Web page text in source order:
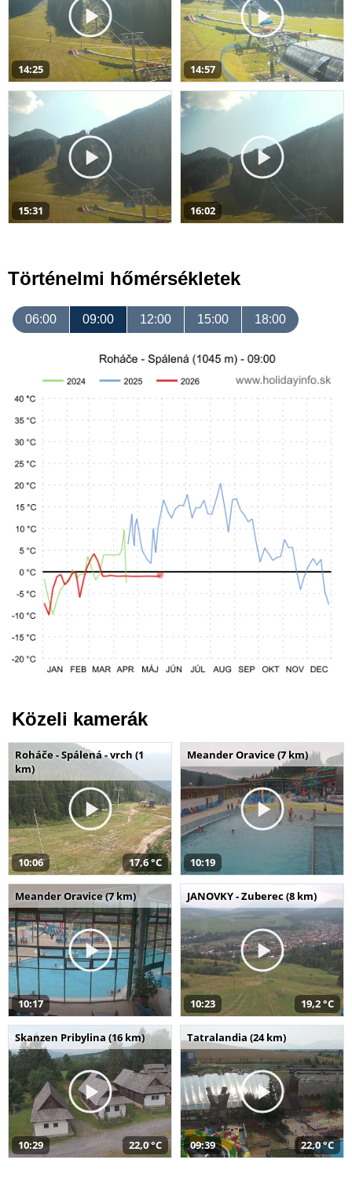
14:25 14:57
15:31 16:02
Történelmi hőmérsékletek
06:00 09:00 12:00 15:00 18:00
Közeli kamerák
Roháče - Spálená - vrch (1
km)
10:06 17,6 °C
Meander Oravice (7 km)
10:19
Meander Oravice (7 km)
10:17
JANOVKY - Zuberec (8 km)
10:23 19,2 °C
Skanzen Pribylina (16 km)
10:29 22,0 °C
Tatralandia (24 km)
09:39 22,0 °C